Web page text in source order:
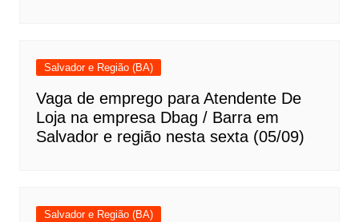
Salvador e Região (BA)
Vaga de emprego para Atendente De
Loja na empresa Dbag / Barra em
Salvador e região nesta sexta (05/09)
Salvador e Região (BA)